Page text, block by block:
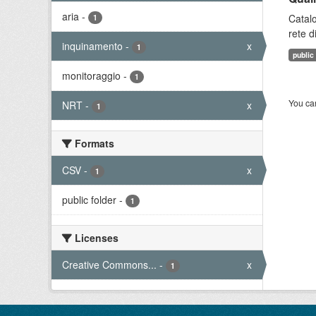
aria - 1
inquinamento - 1 x
monitoraggio - 1
NRT - 1 x
Formats
CSV - 1 x
public folder - 1
Licenses
Creative Commons... - 1 x
rete
public
You